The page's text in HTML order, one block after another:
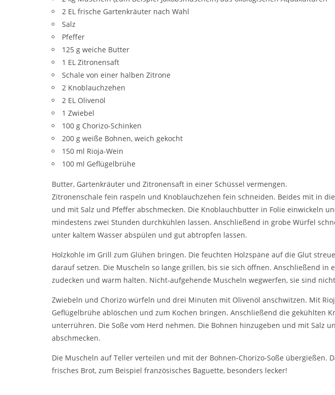
2 EL frische Gartenkräuter nach Wahl
Salz
Pfeffer
125 g weiche Butter
1 EL Zitronensaft
Schale von einer halben Zitrone
2 Knoblauchzehen
2 EL Olivenöl
1 Zwiebel
100 g Chorizo-Schinken
200 g weiße Bohnen, weich gekocht
150 ml Rioja-Wein
100 ml Geflügelbrühe
Butter, Gartenkräuter und Zitronensaft in einer Schüssel vermengen.
Zitronenschale fein raspeln und Knoblauchzehen fein schneiden. Beides mit in
und mit Salz und Pfeffer abschmecken. Die Knoblauchbutter in Folie einwickeln
mindestens zwei Stunden durchkühlen lassen. Anschließend in grobe Würfel
unter kaltem Wasser abspülen und gut abtropfen lassen.
Holzkohle im Grill zum Glühen bringen. Die feuchten Holzspäne auf die Glut
darauf setzen. Die Muscheln so lange grillen, bis sie sich öffnen. Anschließend in
zudecken und warm halten. Nicht-aufgehende Muscheln wegwerfen, sie sind
Zwiebeln und Chorizo würfeln und drei Minuten mit Olivenöl anschwitzen. Mit
Geflügelbrühe ablöschen und zum Kochen bringen. Anschließend die gekühlten
unterrühren. Die Soße vom Herd nehmen. Die Bohnen hinzugeben und mit Salz
abschmecken.
Die Muscheln auf Teller verteilen und mit der Bohnen-Chorizo-Soße übergießen.
frisches Brot, zum Beispiel französisches Baguette, besonders lecker!